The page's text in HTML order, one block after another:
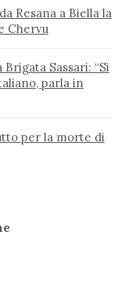
Resana a Biella la
Chervu
Sassari: “Si
parla in
per la morte di